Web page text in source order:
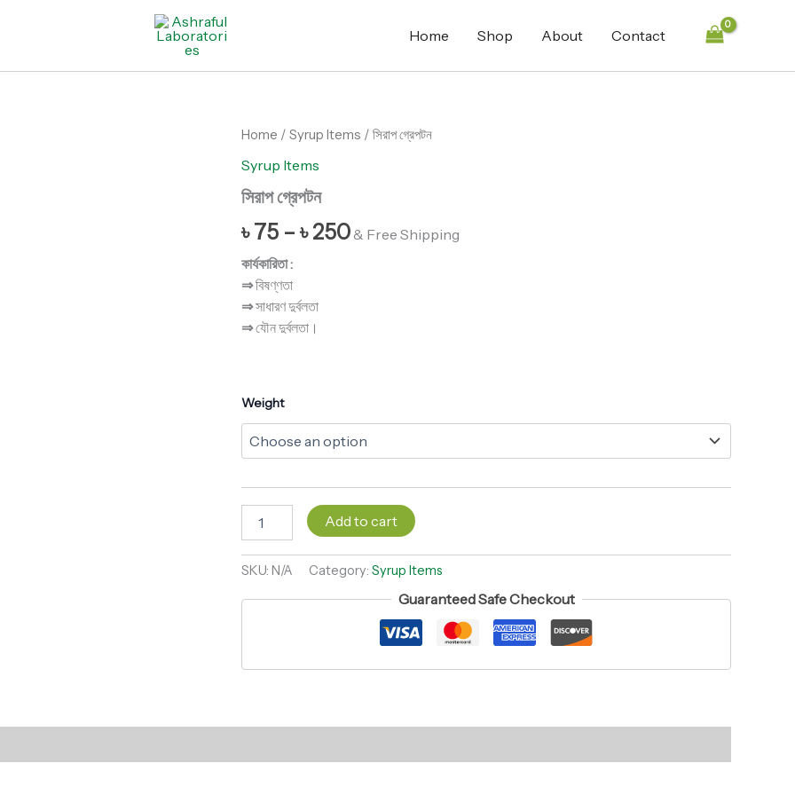
Home Shop About Contact
Home / Syrup Items / সিরাপ গ্রেপটন
Syrup Items
সিরাপ গ্রেপটন
৳75 –৳250& Free Shipping
কার্যকারিতা :
⇒বিষণ্ণতা
⇒সাধারণ দুর্বলতা
⇒যৌন দুর্বলতা।
Weight
সিরাপ
quantity
Add to cart
SKU: N/A Category: Syrup Items
Guaranteed Safe Checkout